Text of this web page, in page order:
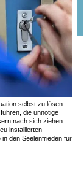
selbst zu lösen.
die unnötige
nach sich ziehen.
installierten
den Seelenfrieden für